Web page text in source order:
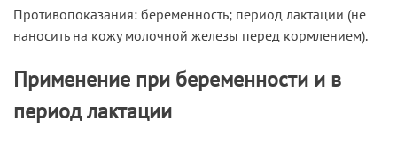
Противопоказания: беременность; период лактации (не
наносить на кожу молочной железы перед кормлением).
Применение при беременности и в
период лактации